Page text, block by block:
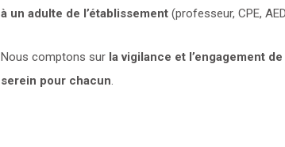
à un adulte de l’établissement (professeur, CPE,
Nous comptons sur la vigilance et l’engagement
serein pour chacun